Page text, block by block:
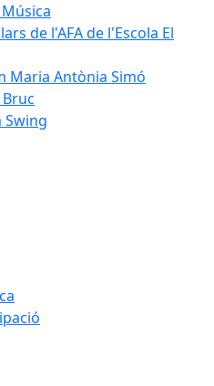
de l'AFA de l'Escola El
Maria Antònia Simó
Swing